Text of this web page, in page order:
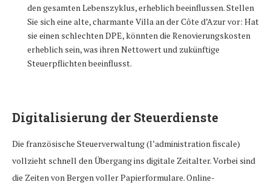
den gesamten Lebenszyklus, erheblich beeinflussen. Stellen
Sie sich eine alte, charmante Villa an der Côte d’Azur vor: Hat
sie einen schlechten DPE, könnten die Renovierungskosten
erheblich sein, was ihren Nettowert und zukünftige
Steuerpflichten beeinflusst.
Digitalisierung der Steuerdienste
Die französische Steuerverwaltung (l’administration fiscale)
vollzieht schnell den Übergang ins digitale Zeitalter. Vorbei sind
die Zeiten von Bergen voller Papierformulare. Online-